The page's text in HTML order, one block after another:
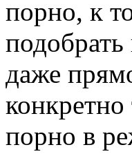
порно, к
даже
порно в